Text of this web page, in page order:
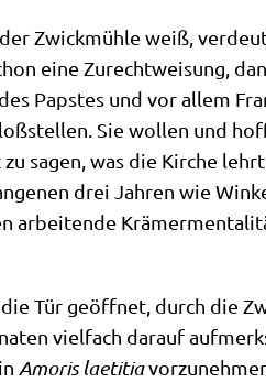
Zwick­müh­le weiß,
eine Zurecht­wei­sung,
Pap­stes und vor allem
Sie wol­len und
sagen, was die Kir­che
drei Jah­ren wie
arbei­ten­de
Tür geöff­net, durch die
viel­fach dar­auf
Amo­ris lae­ti­tia